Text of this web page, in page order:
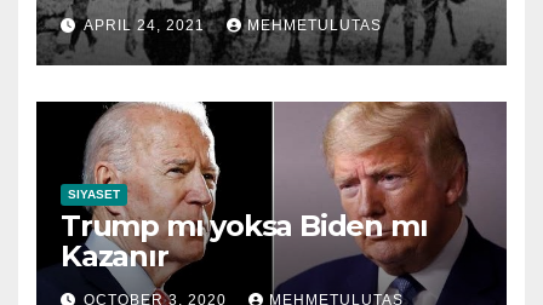
APRIL 24, 2021 MEHMETULUTAS
SIYASET
Trump mı yoksa Biden mı
Kazanır
OCTOBER 3, 2020 MEHMETULUTAS